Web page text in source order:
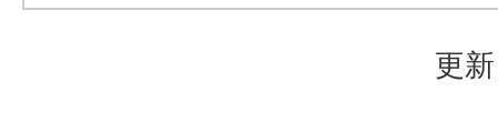
更